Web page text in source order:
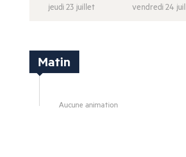
jeudi 23 juillet vendredi 24
Matin
Aucune animation